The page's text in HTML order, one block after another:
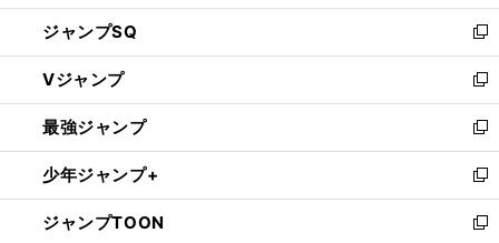
し
い
ウ
ィ
ン
ド
ウ
で
開
く
ジャンプSQ
新
し
い
ウ
ィ
ン
ド
ウ
で
Vジャンプ
新
し
い
ウ
ィ
ン
ド
最強ジャンプ
新
し
い
ウ
ィ
少年ジャンプ+
新
し
い
ジャンプTOON
新